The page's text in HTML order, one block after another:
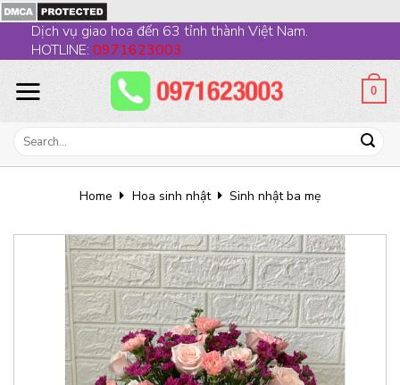
to
content
Dịch vụ giao hoa đến 63 tỉnh thành Việt Nam.
HOTLINE: 0971623003
0
Search
Home Hoa sinh nhật Sinh nhật ba mẹ